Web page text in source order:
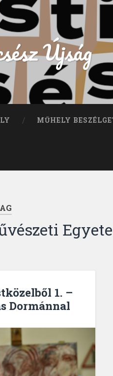
Újság
MŰHELY
1. –
Dormánnal